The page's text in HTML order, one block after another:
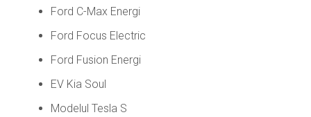
Ford C-Max Energi
Ford Focus Electric
Ford Fusion Energi
EV Kia Soul
Modelul Tesla S